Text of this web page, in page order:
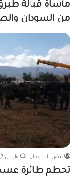
مأساة قبالة
من السودان
نبض السودان مارس 7, 2026
تحطم طائرة